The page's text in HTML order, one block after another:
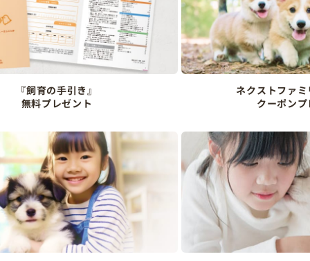
『飼育の手引き』
無料プレゼント
ネクストファ
クーポン